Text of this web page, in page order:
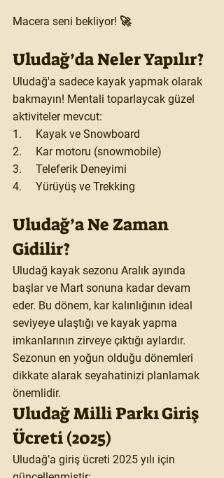
Macera seni bekliyor! 🚀
Uludağ’da Neler Yapılır?
Uludağ'a sadece kayak yapmak olarak
bakmayın! Mentali toparlaycak güzel
aktiviteler mevcut:
1.     Kayak ve Snowboard
2.     Kar motoru (snowmobile)
3.     Teleferik Deneyimi
4.     Yürüyüş ve Trekking
Uludağ’a Ne Zaman
Gidilir?
Uludağ kayak sezonu Aralık ayında
başlar ve Mart sonuna kadar devam
eder. Bu dönem, kar kalınlığının ideal
seviyeye ulaştığı ve kayak yapma
imkanlarının zirveye çıktığı aylardır.
Sezonun en yoğun olduğu dönemleri
dikkate alarak seyahatinizi planlamak
önemlidir.
Uludağ Milli Parkı Giriş
Ücreti (2025)
Uludağ’a giriş ücreti 2025 yılı için